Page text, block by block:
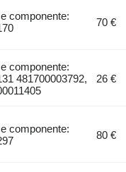
componente:
70 €
componente:
481700003792,
26 €
componente:
80 €